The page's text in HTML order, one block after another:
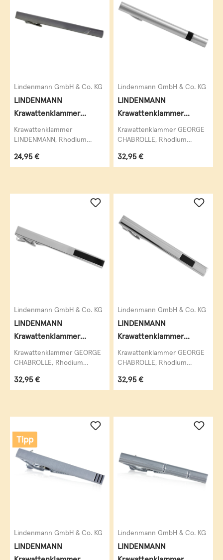
Lindenmann GmbH & Co. KG
LINDENMANN
Krawattenklammer
Krawattennadel
Krawattenklammer
LINDENMANN, Rhodium
krawattenschonende
hochwertige Alligator-
Regulärer Preis:
24,95 €
Lindenmann GmbH & Co. KG
LINDENMANN
Krawattenklammer
Krawattennadel
Krawattenklammer GEORGE
CHABROLLE, Rhodium
hochwertige,
krawattenschonende...
Regulärer Preis:
32,95 €
Lindenmann GmbH & Co. KG
LINDENMANN
Krawattenklammer
Krawattennadel
Krawattenklammer GEORGE
CHABROLLE, Rhodium
hochwertige,
krawattenschonende...
Regulärer Preis:
32,95 €
Lindenmann GmbH & Co. KG
LINDENMANN
Krawattenklammer
Krawattennadel
Krawattenklammer GEORGE
CHABROLLE, Rhodium
hochwertige,
krawattenschonende...
Regulärer Preis:
32,95 €
Tipp
Lindenmann GmbH & Co. KG
LINDENMANN
Lindenmann GmbH & Co. KG
LINDENMANN